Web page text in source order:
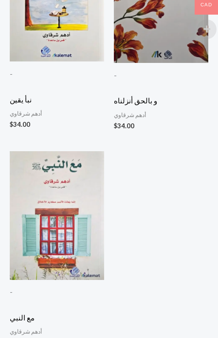
-
نبأ يقين
أدهم شرقاوي
$34.00
-
و بالحق أنزلناه
أدهم شرقاوي
$34.00
-
مع النبي
أدهم شرقاوي
CAD